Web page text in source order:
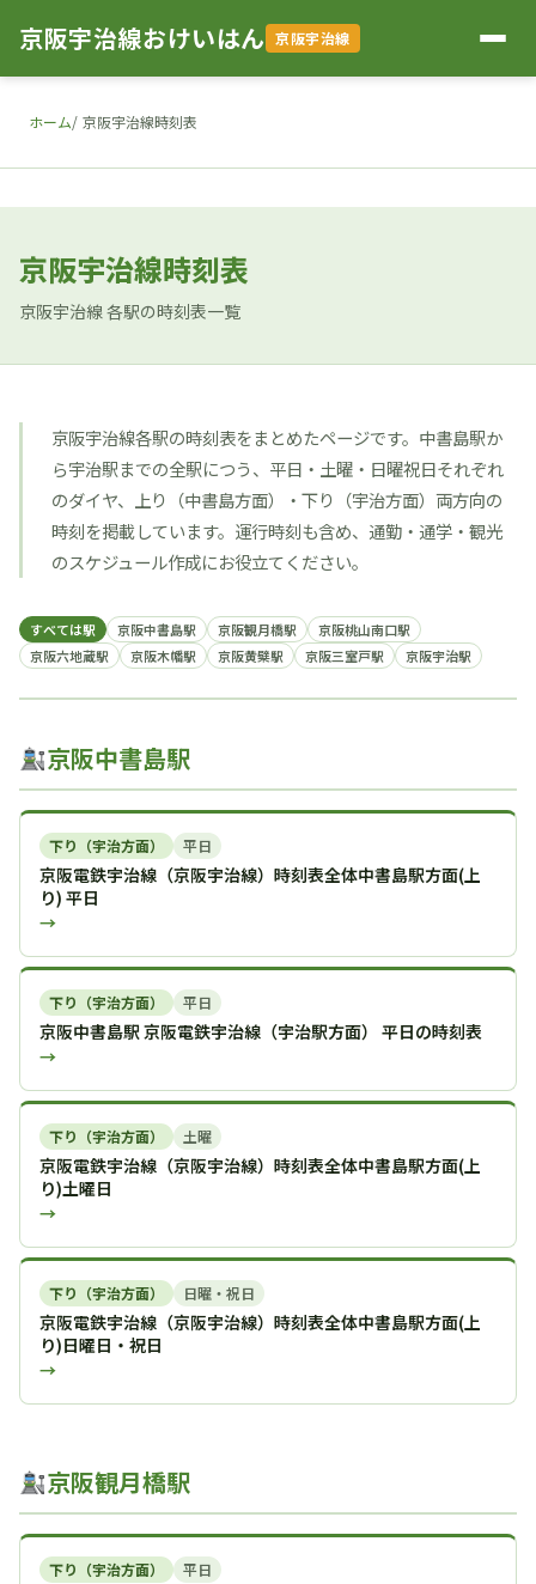
京阪宇治線おけいはん 京阪宇治線
ホーム 京阪宇治線時刻表
京阪宇治線時刻表
京阪宇治線 各駅の時刻表一覧
京阪宇治線各駅の時刻表をまとめたページです。中書島駅か
ら宇治駅までの全駅につう、平日・土曜・日曜祝日それぞれ
のダイヤ、上り（中書島方面）・下り（宇治方面）両方向の
時刻を掲載しています。運行時刻も含め、通勤・通学・観光
のスケジュール作成にお役立てください。
すべては駅 京阪中書島駅 京阪観月橋駅
京阪桃山南口駅
京阪六地蔵駅
京阪木幡駅 京阪黄檗駅 京阪三室戸駅 京阪宇治駅
京阪中書島駅
下り（宇治方面） 平日
京阪電鉄宇治線（京阪宇治線）時刻表全体中書島駅方面(上
り) 平日
→
下り（宇治方面） 平日
京阪中書島駅 京阪電鉄宇治線（宇治駅方面） 平日の時刻表
→
下り（宇治方面） 土曜
京阪電鉄宇治線（京阪宇治線）時刻表全体中書島駅方面(上
り)土曜日
→
下り（宇治方面） 日曜・祝日
京阪電鉄宇治線（京阪宇治線）時刻表全体中書島駅方面(上
り)日曜日・祝日
→
京阪観月橋駅
下り（宇治方面） 平日